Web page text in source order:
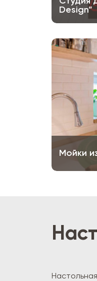
Design”
Мойки